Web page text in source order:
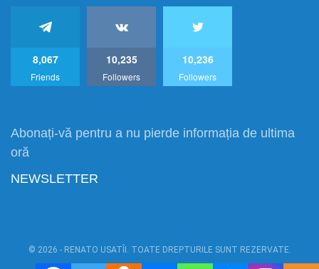
8,067
Friends
10,235
Followers
10,236
Followers
Abonați-vă pentru a nu pierde informația de ultima
oră
NEWSLETTER
© 2026 - RENATO USATÎI. TOATE DREPTURILE SUNT REZERVATE.